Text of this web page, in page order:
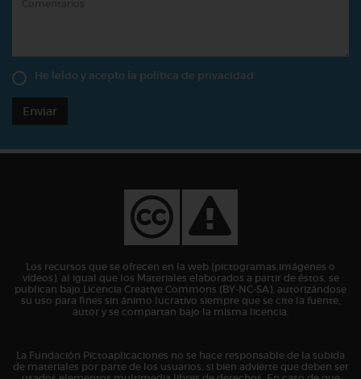
He leído y acepto la política de privacidad
Enviar
Los recursos que se ofrecen en la web (pictogramas,imágenes o
vídeos), al igual que los Materiales elaborados a partir de éstos, se
publican bajo Licencia Creative Commons (BY-NC-SA), autorizándose
su uso para fines sin ánimo lucrativo siempre que se cite la fuente,
autor y se compartan bajo la misma licencia.
La Fundación Pictoaplicaciones no se hace responsable de la subida
de materiales por parte de los usuarios, si bien advierte que deben ser